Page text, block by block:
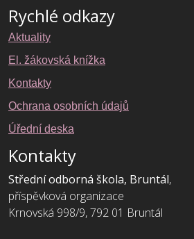
Rychlé odkazy
Aktuality
El. žákovská knížka
Kontakty
Ochrana osobních údajů
Úřední deska
Kontakty
Střední odborná škola, Bruntál,
příspěvková organizace
Krnovská 998/9, 792 01 Bruntál